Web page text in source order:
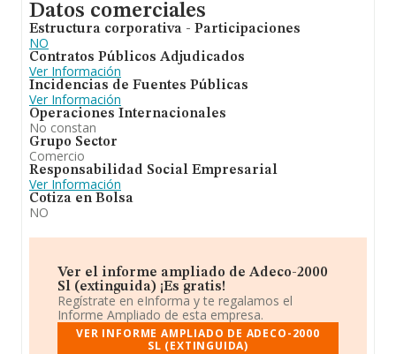
Datos comerciales
Estructura corporativa - Participaciones
NO
Contratos Públicos Adjudicados
Ver Información
Incidencias de Fuentes Públicas
Ver Información
Operaciones Internacionales
No constan
Grupo Sector
Comercio
Responsabilidad Social Empresarial
Ver Información
Cotiza en Bolsa
NO
Ver el informe ampliado de Adeco-2000
Sl (extinguida) ¡Es gratis!
Regístrate en eInforma y te regalamos el
Informe Ampliado de esta empresa.
VER INFORME AMPLIADO DE ADECO-2000
SL (EXTINGUIDA)